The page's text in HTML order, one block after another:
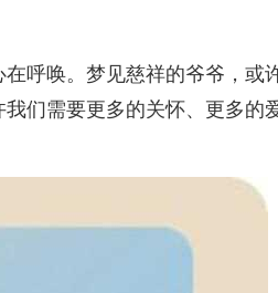
呼唤。梦见慈祥的爷爷，或
们需要更多的关怀、更多的